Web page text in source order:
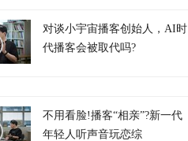
对谈小宇宙播客创始人，AI时
代播客会被取代吗?
不用看脸!播客“相亲”?新一代
年轻人听声音玩恋综